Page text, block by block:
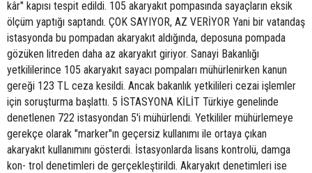
kâr" kapısı tespit edildi. 105 akaryakıt pompasında sayaçların eksik
ölçüm yaptığı saptandı. ÇOK SAYIYOR, AZ VERİYOR Yani bir vatandaş
istasyonda bu pompadan akaryakıt aldığında, deposuna pompada
gözüken litreden daha az akaryakıt giriyor. Sanayi Bakanlığı
yetkililerince 105 akaryakıt sayacı pompaları mühürlenirken kanun
gereği 123 TL ceza kesildi. Ancak bakanlık yetkilileri cezai işlemler
için soruşturma başlattı. 5 İSTASYONA KİLİT Türkiye genelinde
denetlenen 722 istasyondan 5'i mühürlendi. Yetkililer mühürlemeye
gerekçe olarak "marker"ın geçersiz kullanımı ile ortaya çıkan
akaryakıt kullanımını gösterdi. İstasyonlarda lisans kontrolü, damga
kon- trol denetimleri de gerçekleştirildi. Akaryakıt denetimleri ise